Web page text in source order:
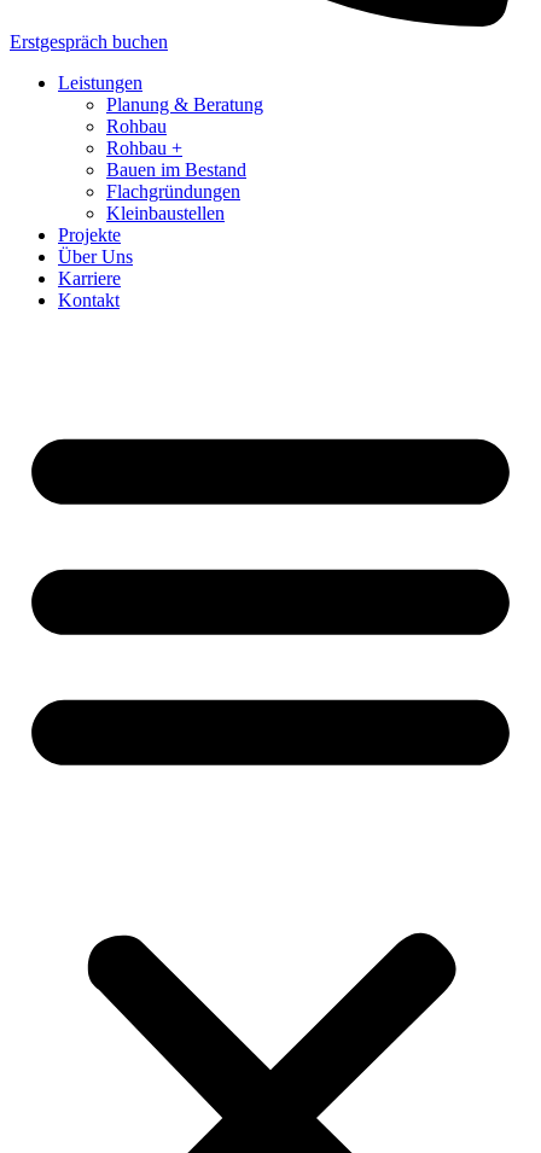
Erstgespräch buchen
Leistungen
Planung & Beratung
Rohbau
Rohbau +
Bauen im Bestand
Flachgründungen
Kleinbaustellen
Projekte
Über Uns
Karriere
Kontakt